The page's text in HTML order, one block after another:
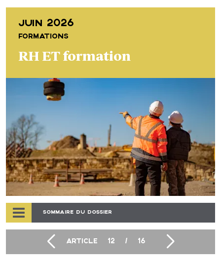
JUIN 2026
FORMATIONS
RH ET formation
SOMMAIRE DU DOSSIER
ARTICLE 12 / 16